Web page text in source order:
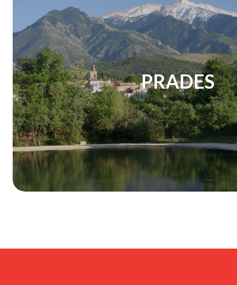
PRADES